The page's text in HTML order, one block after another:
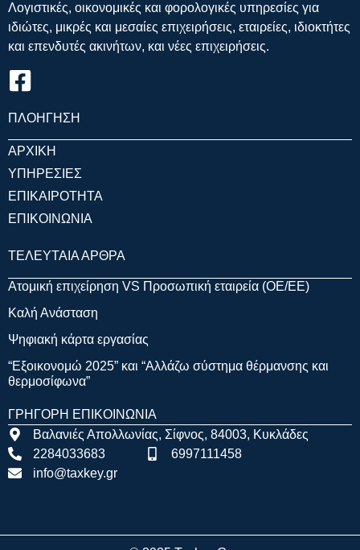
Λογιστικές, οικονομικές και φορολογικές υπηρεσίες για
ιδιώτες, μικρές και μεσαίες επιχειρήσεις, εταιρείες, ιδιοκτήτες
και επενδυτές ακινήτων, και νέες επιχειρήσεις.
ΠΛΟΗΓΗΣΗ
ΑΡΧΙΚΗ
ΥΠΗΡΕΣΙΕΣ
ΕΠΙΚΑΙΡΟΤΗΤΑ
ΕΠΙΚΟΙΝΩΝΙΑ
ΤΕΛΕΥΤΑΙΑ ΑΡΘΡΑ
Ατομική επιχείρηση VS Προσωπική εταιρεία (OE/EE)
Καλή Ανάσταση
Ψηφιακή κάρτα εργασίας
“Εξοικονομώ 2025” και “Αλλάζω σύστημα θέρμανσης και
θερμοσίφωνα”
ΓΡΗΓΟΡΗ ΕΠΙΚΟΙΝΩΝΙΑ
Βαλανιές Απολλωνίας, Σίφνος, 84003, Κυκλάδες
2284033683
6997111458
info@taxkey.gr